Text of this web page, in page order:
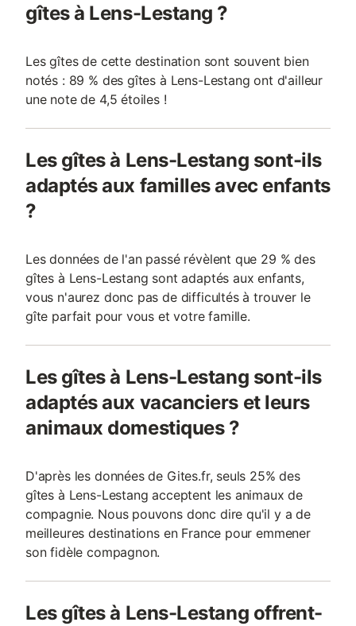
gîtes à Lens-Lestang ?
Les gîtes de cette destination sont souvent bien
notés : 89 % des gîtes à Lens-Lestang ont d'ailleur
une note de 4,5 étoiles !
Les gîtes à Lens-Lestang sont-ils
adaptés aux familles avec enfants
?
Les données de l'an passé révèlent que 29 % des
gîtes à Lens-Lestang sont adaptés aux enfants,
vous n'aurez donc pas de difficultés à trouver le
gîte parfait pour vous et votre famille.
Les gîtes à Lens-Lestang sont-ils
adaptés aux vacanciers et leurs
animaux domestiques ?
D'après les données de Gites.fr, seuls 25% des
gîtes à Lens-Lestang acceptent les animaux de
compagnie. Nous pouvons donc dire qu'il y a de
meilleures destinations en France pour emmener
son fidèle compagnon.
Les gîtes à Lens-Lestang offrent-